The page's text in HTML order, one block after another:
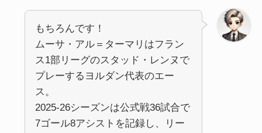
もちろんです！
ムーサ・アル＝ターマリはフラン
ス1部リーグのスタッド・レンヌで
プレーするヨルダン代表のエー
ス。
2025-26シーズンは公式戦36試合で
7ゴール8アシストを記録し、リー